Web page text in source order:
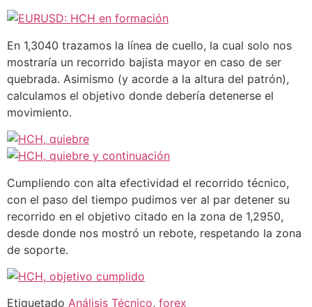
En 1,3040 trazamos la línea de cuello, la cual solo nos
mostraría un recorrido bajista mayor en caso de ser
quebrada. Asimismo (y acorde a la altura del patrón),
calculamos el objetivo donde debería detenerse el
movimiento.
Cumpliendo con alta efectividad el recorrido técnico,
con el paso del tiempo pudimos ver al par detener su
recorrido en el objetivo citado en la zona de 1,2950,
desde donde nos mostró un rebote, respetando la zona
de soporte.
Etiquetado Análisis Técnico, forex